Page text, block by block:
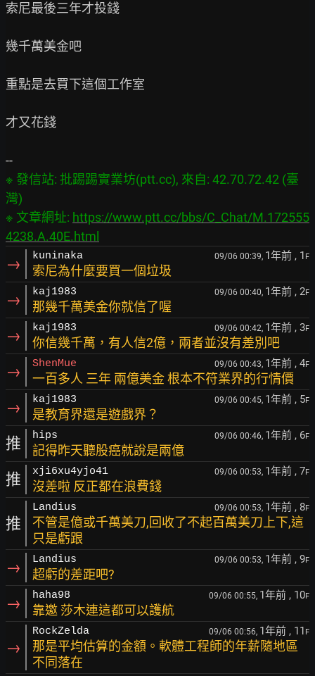
索尼最後三年才投錢
幾千萬美金吧
重點是去買下這個工作室
才又花錢
※ 發信站: 批踢踢實業坊(ptt.cc), 來自: 42.70.72.42 (臺
灣)
※ 文章網址: https://www.ptt.cc/bbs/C_Chat/M.172555
4238.A.40E.html
→ kuninaka 09/06 00:39, 1年前 , 1 F
索尼為什麼要買一個垃圾
→ kaj1983 09/06 00:40, 1年前 , 2F
那幾千萬美金你就信了喔
→ kaj1983 09/06 00:42, 1年前 , 3F
你信幾千萬，有人信2億，兩者並沒有差別吧
→ ShenMue 09/06 00:43, 1年前 , 4F
一百多人 三年 兩億美金 根本不符業界的行情價
→ kaj1983 09/06 00:45, 1年前 , 5F
是教育界還是遊戲界？
推 hips 09/06 00:46, 1年前 , 6F
記得昨天聽股癌就說是兩億
推 xji6xu4yjo41 09/06 00:53, 1年前 , 7F
沒差啦 反正都在浪費錢
推
Landius 09/06 00:53, 1年前 , 8F
不管是億或千萬美刀,回收了不起百萬美刀上下,這
只是虧跟
→ Landius 09/06 00:53, 1年前 , 9F
超虧的差距吧?
→ haha98 09/06 00:55, 1年前 , 10F
靠邀 莎木連這都可以護航
→
RockZelda 09/06 00:56, 1年前 , 11 F
那是平均估算的金額。軟體工程師的年薪隨地區
不同落在